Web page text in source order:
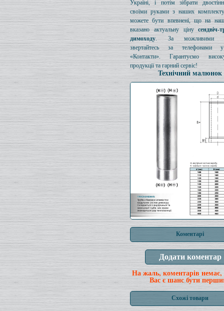
Україні, і потім зібрати
своїми руками з наших
можете бути впевнені, що на
вказано актуальну ціну
димоходу. За можливими
звертайтесь за телефонами
«Контакти». Гарантуємо
продукції та гарний сервіс!
Технічний малюнок
Коментарі
На жаль, коментарів немає,
Вас є шанс бути
Схожі товари